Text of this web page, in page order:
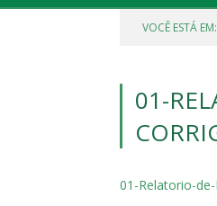
VOCÊ ESTÁ EM:
01-
01-Relatorio-